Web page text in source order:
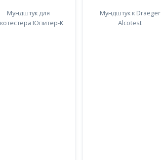
Мундштук для
Юпитер-К
Мундштук к Draeger
Alcotest